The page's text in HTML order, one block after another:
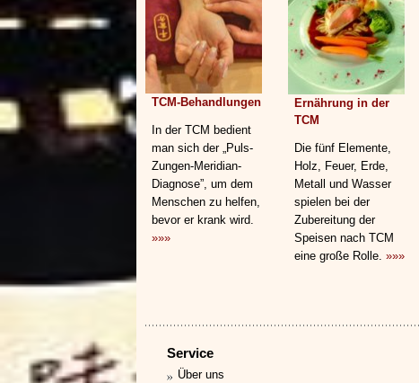
TCM-Behandlungen
In der TCM bedient
man sich der „Puls-
Zungen-Meridian-
Diagnose”, um dem
Menschen zu helfen,
bevor er krank wird.
»»»
Ernährung in der
TCM
Die fünf Elemente,
Holz, Feuer, Erde,
Metall und Wasser
spielen bei der
Zubereitung der
Speisen nach TCM
eine große Rolle. »»»
Service
Über uns